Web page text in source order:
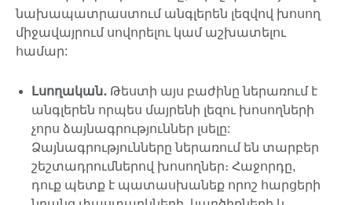
նախապատրաստում անգլերեն լեզվով խոսող
միջավայրում սովորելու կամ աշխատելու
համար:
Լսողական․ Թեստի այս բաժինը ներառում է
անգլերեն որպես մայրենի լեզու խոսողների
չորս ձայնագրություններ լսելը:
Ձայնագրությունները ներառում են տարբեր
շեշտադրումներով խոսողներ։ Հաջորդը,
դուք պետք է պատասխանեք որոշ հարցերի